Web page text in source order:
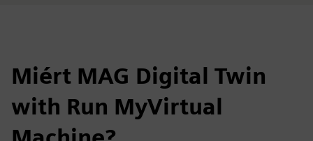
Miért MAG Digital Twin
with Run MyVirtual